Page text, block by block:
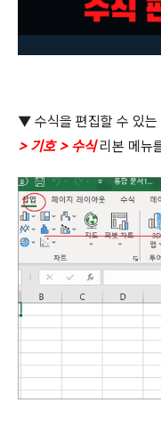
▼ 수식을 편집할 수 있
> 기호> 수식 리본 메뉴